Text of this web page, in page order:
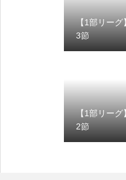
【1部リーグ
3節
【1部リーグ
2節